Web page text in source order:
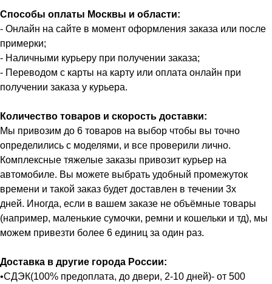
Способы оплаты Москвы и области:
- Онлайн на сайте в момент оформления заказа или после
примерки;
- Наличными курьеру при получении заказа;
- Переводом с карты на карту или оплата онлайн при
получении заказа у курьера.
Количество товаров и скорость доставки:
Мы привозим до 6 товаров на выбор чтобы вы точно
определились с моделями, и все проверили лично.
Комплексные тяжелые заказы привозит курьер на
автомобиле. Вы можете выбрать удобный промежуток
времени и такой заказ будет доставлен в течении 3х
дней. Иногда, если в вашем заказе не объёмные товары
(например, маленькие сумочки, ремни и кошельки и тд), мы
можем привезти более 6 единиц за один раз.
Доставка в другие города России:
•СДЭК(100% предоплата, до двери, 2-10 дней)- от 500